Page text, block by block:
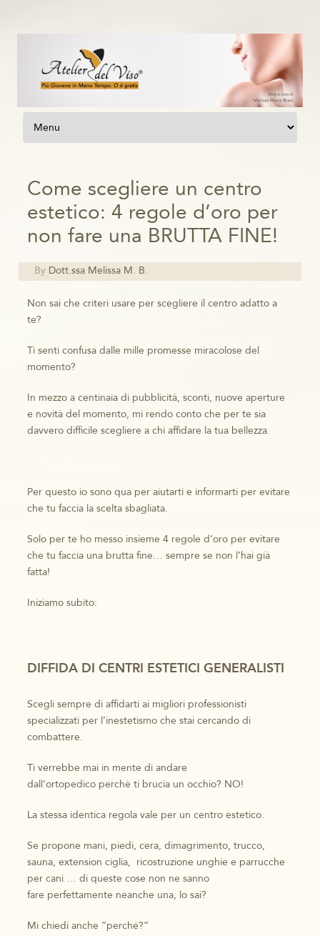
Vai al contenuto
Come scegliere un centro
estetico: 4 regole d’oro per
non fare una BRUTTA FINE!
By Dott.ssa Melissa M. B.
Non sai che criteri usare per scegliere il centro adatto a
te?
Ti senti confusa dalle mille promesse miracolose del
momento?
In mezzo a centinaia di pubblicità, sconti, nuove aperture
e novità del momento, mi rendo conto che per te sia
davvero difficile scegliere a chi affidare la tua bellezza.
Per questo io sono qua per aiutarti e informarti per evitare
che tu faccia la scelta sbagliata.
Solo per te ho messo insieme 4 regole d’oro per evitare
che tu faccia una brutta fine… sempre se non l’hai già
fatta!
Iniziamo subito:
DIFFIDA DI CENTRI ESTETICI GENERALISTI
Scegli sempre di affidarti ai migliori professionisti
specializzati per l’inestetismo che stai cercando di
combattere.
Ti verrebbe mai in mente di andare
dall’ortopedico perchè ti brucia un occhio? NO!
La stessa identica regola vale per un centro estetico.
Se propone mani, piedi, cera, dimagrimento, trucco,
sauna, extension ciglia, ricostruzione unghie e parrucche
per cani … di queste cose non ne sanno
fare perfettamente neanche una, lo sai?
Mi chiedi anche ”perché?”